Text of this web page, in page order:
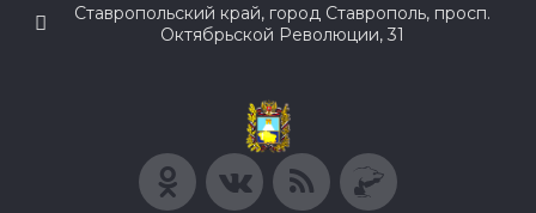
Ставропольский край, город Ставрополь, просп.
Октябрьской Революции, 31